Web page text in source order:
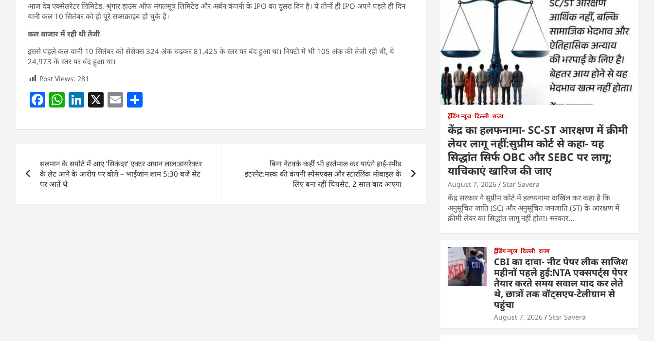
आज देव एक्सेलरेटर लिमिटेड, श्रृंगार हाउस ऑफ मंगलसूत्र लिमिटेड और अर्बन कंपनी के IPO का दूसरा दिन है। ये तीनों ही IPO अपने पहले ही दिन
यानी कल 10 सितंबर को ही पूरे सब्सक्राइब हो चुके हैं।
कल बाजार में रही थी तेजी
इससे पहले कल यानी 10 सितंबर को सेंसेक्स 324 अंक चढ़कर 81,425 के स्तर पर बंद हुआ था। निफ्टी में भी 105 अंक की तेजी रही थी, ये
24,973 के स्तर पर बंद हुआ था।
Post Views: 281
F
c
b
o
o
k
W
at
A
p
p
Li
k
dI
n
X E
ai ar
navigation
सलमान के सपोर्ट में आए ‘सिकंदर’ एक्टर अयान लाल:डायरेक्टर
के लेट आने के आरोप पर बोले – भाईजान शाम 5:30 बजे सेट
पर आते थे
बिना नेटवर्क कहीं भी इस्तेमाल कर पाएंगे हाई-स्पीड
इंटरनेट:मस्क की कंपनी स्पेसएक्स और स्टारलिंक मोबाइल के
लिए बना रहीं चिपसेट, 2 साल बाद आएगा
ट्रेंडिंग न्यूज दिल्ली राज्य
केंद्र का हलफनामा- SC-ST आरक्षण में क्रीमी
लेयर लागू नहीं:सुप्रीम कोर्ट से कहा- यह
सिद्धांत सिर्फ OBC और SEBC पर लागू;
याचिकाएं खारिज की जाए
August 7, 2026 Star Savera
केंद्र सरकार ने सुप्रीम कोर्ट में हलफनामा दाखिल कर कहा है कि
अनुसूचित जाति (SC) और अनुसूचित जनजाति (ST) के आरक्षण में
क्रीमी लेयर का सिद्धांत लागू नहीं होता। सरकार…
ट्रेंडिंग न्यूज दिल्ली राज्य
CBI का दावा- नीट पेपर लीक साजिश
महीनों पहले हुई:NTA एक्सपर्ट्स पेपर
तैयार करते समय सवाल याद कर लेते
थे, छात्रों तक वॉट्सएप-टेलीग्राम से
पहुंचा
August 7, 2026 Star Savera